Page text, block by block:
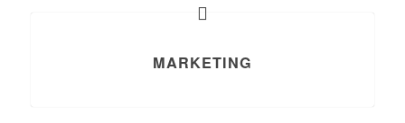
MARKETING